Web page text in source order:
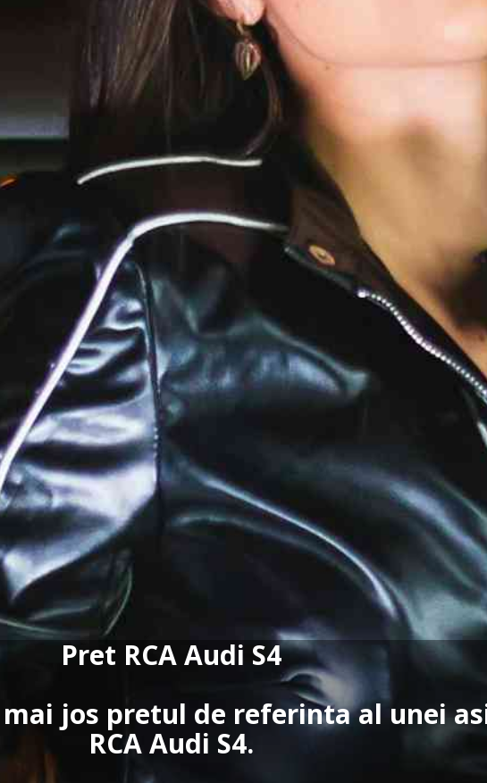
Pret RCA Audi S4
jos pretul de referinta al unei
RCA Audi S4.